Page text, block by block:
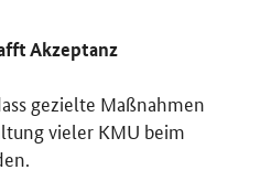
Akzeptanz
gezielte Maßnahmen
vieler KMU beim